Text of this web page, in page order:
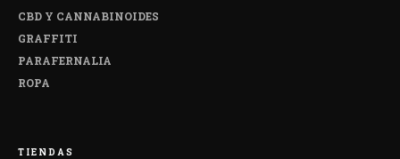
CBD Y CANNABINOIDES
GRAFFITI
PARAFERNALIA
ROPA
TIENDAS